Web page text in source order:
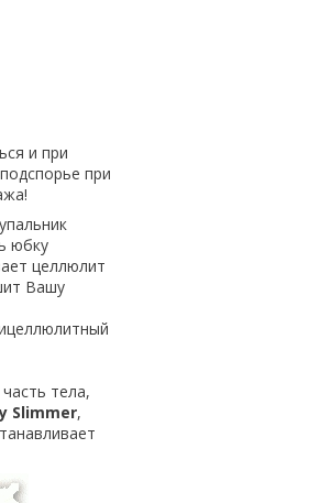
и при
при
юбку
целлюлит
Вашу
тела,
Slimmer,